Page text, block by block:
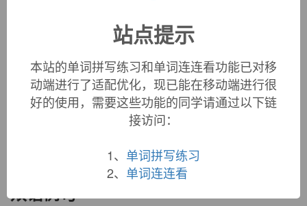
baba (n.)
kind of plum cake, 1827, from Frenchbaba(19c.), said by
French etymology dictionaries to be from Polish
双语例句
站点提示
本站的单词拼写练习和单词连连看功能已对移
动端进行了适配优化，现已能在移动端进行很
好的使用，需要这些功能的同学请通过以下链
接访问：
1、 单词拼写练习
2、 单词连连看